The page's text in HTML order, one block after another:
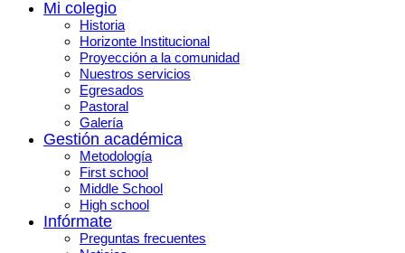
Mi colegio
Historia
Horizonte Institucional
Proyección a la comunidad
Nuestros servicios
Egresados
Pastoral
Galería
Gestión académica
Metodología
First school
Middle School
High school
Infórmate
Preguntas frecuentes